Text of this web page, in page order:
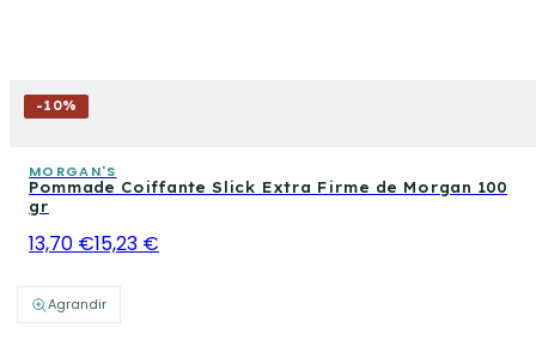
Agrandir
-10%
MORGAN'S
Pommade Coiffante Slick Extra Firme de Morgan 100
gr
13,70 €15,23 €